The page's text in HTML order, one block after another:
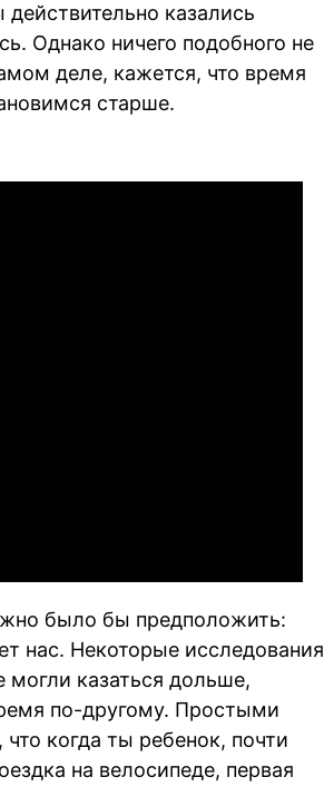
казались
Однако ничего подобного не
деле, кажется, что время
старше.
было бы предположить:
нас. Некоторые исследования
могли казаться дольше,
по-другому. Простыми
когда ты ребенок, почти
на велосипеде, первая